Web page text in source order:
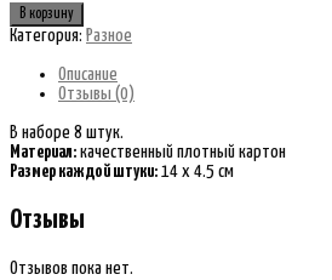
В корзину
Категория: Разное
Описание
Отзывы (0)
В наборе 8 штук.
Материал: качественный плотный картон
Размер каждой штуки: 14 х 4.5 см
Отзывы
Отзывов пока нет.